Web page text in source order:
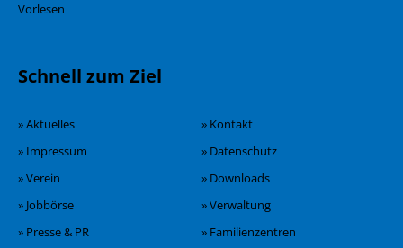
Vorlesen
Schnell zum Ziel
» Aktuelles
» Kontakt
» Impressum
» Datenschutz
» Verein
» Downloads
» Jobbörse
» Verwaltung
» Presse & PR
» Familienzentren